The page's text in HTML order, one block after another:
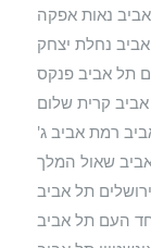
נאות אפקה
נחלת יצחק
תל אביב פנקס
קרית שלום
רמת אביב ג'
שאול המלך
תל אביב
העם תל אביב